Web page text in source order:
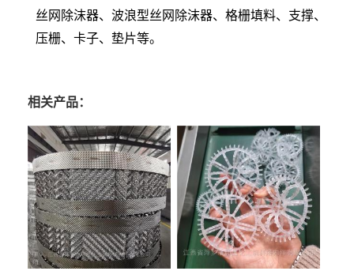
丝网除沫器、波浪型丝网除沫器、格栅填料、支撑、
压栅、卡子、垫片等。
相关产品：